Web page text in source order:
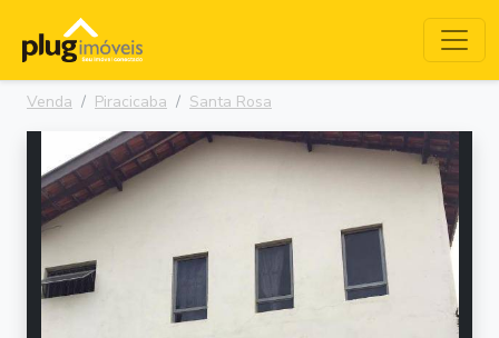
Venda Piracicaba Santa Rosa